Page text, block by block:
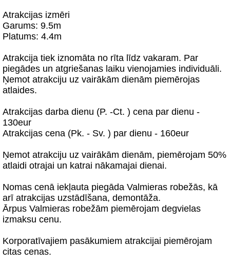
Atrakcijas izmēri
Garums: 9.5m
Platums: 4.4m
Atrakcija tiek iznomāta no rīta līdz vakaram. Par
piegādes un atgriešanas laiku vienojamies individuāli.
Ņemot atrakciju uz vairākām dienām piemērojas
atlaides.
Atrakcijas darba dienu (P. -Ct. ) cena par dienu -
130eur
Atrakcijas cena (Pk. - Sv. ) par dienu - 160eur
Ņemot atrakciju uz vairākām dienām, piemērojam 50%
atlaidi otrajai un katrai nākamajai dienai.
Nomas cenā iekļauta piegāda Valmieras robežās, kā
arī atrakcijas uzstādīšana, demontāža.
Ārpus Valmieras robežām piemērojam degvielas
izmaksu cenu.
Korporatīvajiem pasākumiem atrakcijai piemērojam
citas cenas.